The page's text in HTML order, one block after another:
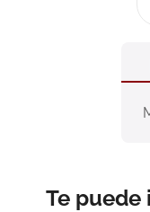
Te puede